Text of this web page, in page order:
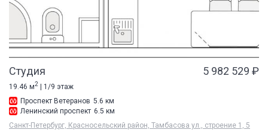
Студия 5 982 529 ₽
19.46 м2 | 1/9 этаж
Проспект Ветеранов 5.6 км
Ленинский проспект 6.5 км
Санкт-Петербург, Красносельский район, Тамбасова ул., строение 1, 5